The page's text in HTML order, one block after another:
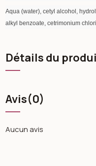
Aqua (water), cetyl alcohol,
alkyl benzoate, cetrimonium
Détails du
Avis(0)
Aucun avis